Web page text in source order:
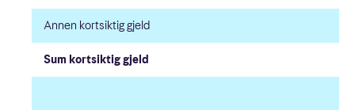
Annen kortsiktig gjeld
Sum kortsiktig gjeld